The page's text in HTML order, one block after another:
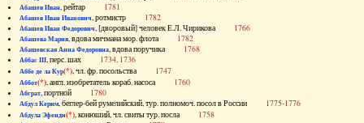
Абашев Иван, рейтар 1781
Абашев Иван Иванович, ротмистр 1782
Абашев Иван Федорович, [дворовый] человек Е.Л. Чирикова 1766
Абашева Мария, вдова мичмана мор. флота 1782
Абашевская Анна Федоровна, вдова поручика 1768
Аббас III, перс. шах 1734, 1736
Аббе де ла Кур(*), чл. фр. посольства 1747
Аббот(*), англ. изобретатель кораб. насоса 1760
Абграт, портной 1780
Абдул Керим, беглер-бей румелийский, тур. полномоч. посол в России 1775-1776
Абдула Эфенди(*), конюший, чл. свиты тур. посла 1758